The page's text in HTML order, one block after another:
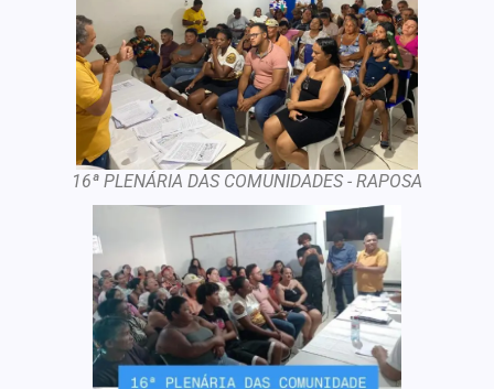
16ª PLENÁRIA DAS COMUNIDADES - RAPOSA